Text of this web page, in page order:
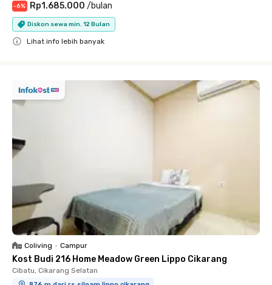
-6% Rp1.685.000 /bulan
Diskon sewa min. 12 Bulan
Lihat info lebih banyak
Coliving • Campur
Kost Budi 216 Home Meadow Green Lippo Cikarang
Cibatu, Cikarang Selatan